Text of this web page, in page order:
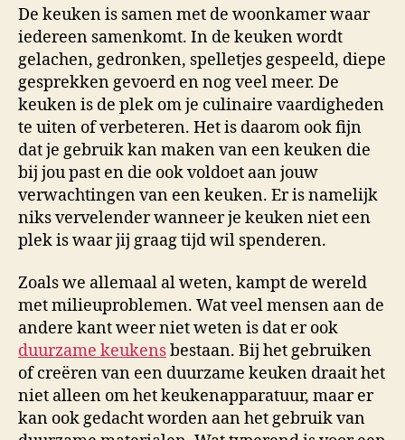
duurzame
keuken
De keuken is samen met de woonkamer waar
iedereen samenkomt. In de keuken wordt
gelachen, gedronken, spelletjes gespeeld, diepe
gesprekken gevoerd en nog veel meer. De
keuken is de plek om je culinaire vaardigheden
te uiten of verbeteren. Het is daarom ook fijn
dat je gebruik kan maken van een keuken die
bij jou past en die ook voldoet aan jouw
verwachtingen van een keuken. Er is namelijk
niks vervelender wanneer je keuken niet een
plek is waar jij graag tijd wil spenderen.
Zoals we allemaal al weten, kampt de wereld
met milieuproblemen. Wat veel mensen aan de
andere kant weer niet weten is dat er ook
duurzame keukensbestaan. Bij het gebruiken
of creëren van een duurzame keuken draait het
niet alleen om het keukenapparatuur, maar er
kan ook gedacht worden aan het gebruik van